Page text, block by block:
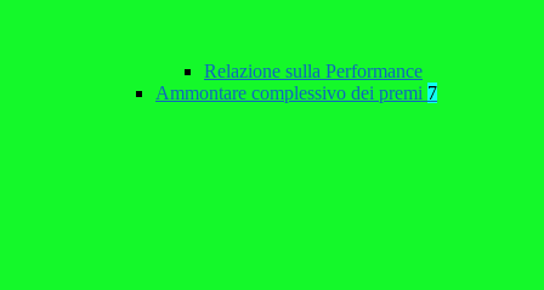
Relazione sulla Performance
Ammontare complessivo dei premi 7